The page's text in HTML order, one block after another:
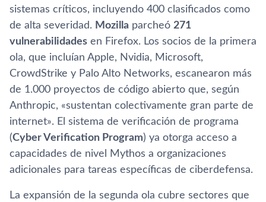
sistemas críticos, incluyendo 400 clasificados como
de alta severidad. Mozilla parcheó 271
vulnerabilidades en Firefox. Los socios de la primera
ola, que incluían Apple, Nvidia, Microsoft,
CrowdStrike y Palo Alto Networks, escanearon más
de 1.000 proyectos de código abierto que, según
Anthropic, «sustentan colectivamente gran parte de
internet». El sistema de verificación de programa
(Cyber Verification Program) ya otorga acceso a
capacidades de nivel Mythos a organizaciones
adicionales para tareas específicas de ciberdefensa.
La expansión de la segunda ola cubre sectores que